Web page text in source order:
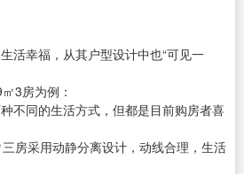
活幸福，从其户型设计中也“可见一
3房为例：
不同的生活方式，但都是目前购房者喜
房采用动静分离设计，动线合理，生活